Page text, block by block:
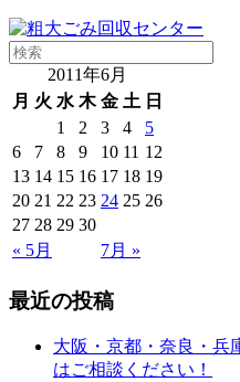
2011年6月
月 火 水 木 金 土 日
« 5月 7月 »
1 2 3 4
5
6
7 8 9 10 11 12
13 14 15 16 17 18 19
20 21 22 23 24 25 26
27 28 29 30
最近の投稿
大阪・京都・奈良・兵
はご相談ください！